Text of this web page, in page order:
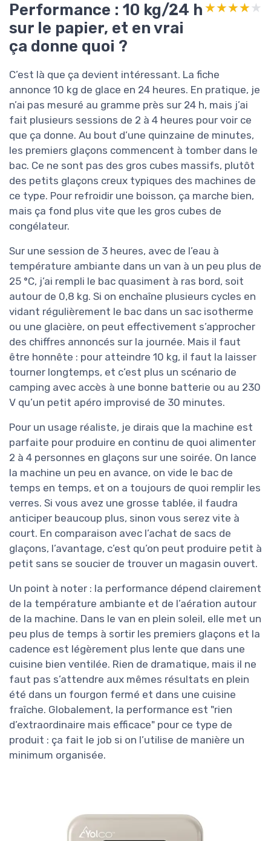
Performance : 10 kg/24 h
sur le papier, et en vrai
ça donne quoi ?
★★★★★
★★★★★
C’est là que ça devient intéressant. La fiche
annonce 10 kg de glace en 24 heures. En pratique, je
n’ai pas mesuré au gramme près sur 24 h, mais j’ai
fait plusieurs sessions de 2 à 4 heures pour voir ce
que ça donne. Au bout d’une quinzaine de minutes,
les premiers glaçons commencent à tomber dans le
bac. Ce ne sont pas des gros cubes massifs, plutôt
des petits glaçons creux typiques des machines de
ce type. Pour refroidir une boisson, ça marche bien,
mais ça fond plus vite que les gros cubes de
congélateur.
Sur une session de 3 heures, avec de l’eau à
température ambiante dans un van à un peu plus de
25 °C, j’ai rempli le bac quasiment à ras bord, soit
autour de 0,8 kg. Si on enchaîne plusieurs cycles en
vidant régulièrement le bac dans un sac isotherme
ou une glacière, on peut effectivement s’approcher
des chiffres annoncés sur la journée. Mais il faut
être honnête : pour atteindre 10 kg, il faut la laisser
tourner longtemps, et c’est plus un scénario de
camping avec accès à une bonne batterie ou au 230
V qu’un petit apéro improvisé de 30 minutes.
Pour un usage réaliste, je dirais que la machine est
parfaite pour produire en continu de quoi alimenter
2 à 4 personnes en glaçons sur une soirée. On lance
la machine un peu en avance, on vide le bac de
temps en temps, et on a toujours de quoi remplir les
verres. Si vous avez une grosse tablée, il faudra
anticiper beaucoup plus, sinon vous serez vite à
court. En comparaison avec l’achat de sacs de
glaçons, l’avantage, c’est qu’on peut produire petit à
petit sans se soucier de trouver un magasin ouvert.
Un point à noter : la performance dépend clairement
de la température ambiante et de l’aération autour
de la machine. Dans le van en plein soleil, elle met un
peu plus de temps à sortir les premiers glaçons et la
cadence est légèrement plus lente que dans une
cuisine bien ventilée. Rien de dramatique, mais il ne
faut pas s’attendre aux mêmes résultats en plein
été dans un fourgon fermé et dans une cuisine
fraîche. Globalement, la performance est "rien
d’extraordinaire mais efficace" pour ce type de
produit : ça fait le job si on l’utilise de manière un
minimum organisée.